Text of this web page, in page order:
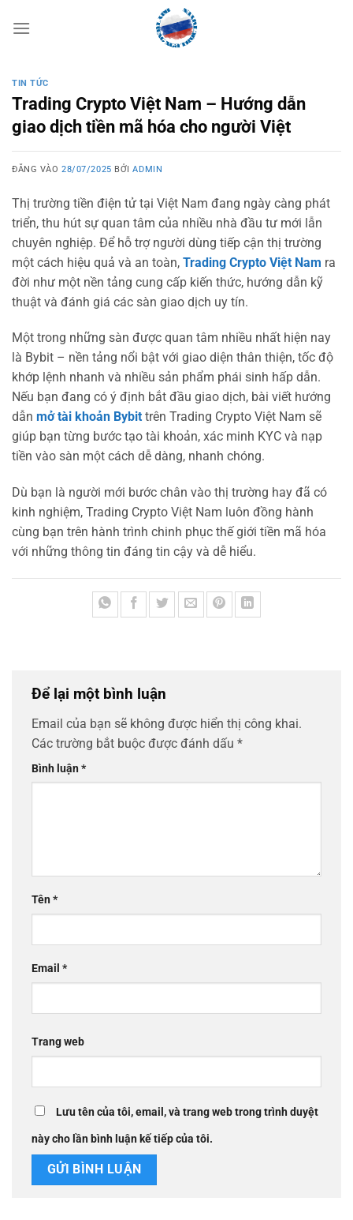
qua
TIN TỨC
Trading Crypto Việt Nam – Hướng dẫn
giao dịch tiền mã hóa cho người Việt
ĐĂNG VÀO28/07/2025 BỞIADMIN
Thị trường tiền điện tử tại Việt Nam đang ngày càng phát
triển, thu hút sự quan tâm của nhiều nhà đầu tư mới lẫn
chuyên nghiệp. Để hỗ trợ người dùng tiếp cận thị trường
một cách hiệu quả và an toàn, Trading Crypto Việt Nam ra
đời như một nền tảng cung cấp kiến thức, hướng dẫn kỹ
thuật và đánh giá các sàn giao dịch uy tín.
Một trong những sàn được quan tâm nhiều nhất hiện nay
là Bybit – nền tảng nổi bật với giao diện thân thiện, tốc độ
khớp lệnh nhanh và nhiều sản phẩm phái sinh hấp dẫn.
Nếu bạn đang có ý định bắt đầu giao dịch, bài viết hướng
dẫn mở tài khoản Bybit trên Trading Crypto Việt Nam sẽ
giúp bạn từng bước tạo tài khoản, xác minh KYC và nạp
tiền vào sàn một cách dễ dàng, nhanh chóng.
Dù bạn là người mới bước chân vào thị trường hay đã có
kinh nghiệm, Trading Crypto Việt Nam luôn đồng hành
cùng bạn trên hành trình chinh phục thế giới tiền mã hóa
với những thông tin đáng tin cậy và dễ hiểu.
Để lại một bình luận
Email của bạn sẽ không được hiển thị công khai.
Các trường bắt buộc được đánh dấu *
Bình luận*
Tên*
Email *
Trang web
Lưu tên của tôi, email, và trang web trong trình duyệt
này cho lần bình luận kế tiếp của tôi.